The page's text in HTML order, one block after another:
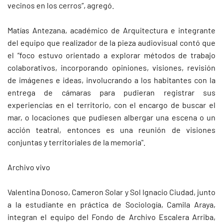
vecinos en los cerros”, agregó.
Matías Antezana, académico de Arquitectura e integrante
del equipo que realizador de la pieza audiovisual contó que
el “foco estuvo orientado a explorar métodos de trabajo
colaborativos, incorporando opiniones, visiones, revisión
de imágenes e ideas, involucrando a los habitantes con la
entrega de cámaras para pudieran registrar sus
experiencias en el territorio, con el encargo de buscar el
mar, o locaciones que pudiesen albergar una escena o un
acción teatral, entonces es una reunión de visiones
conjuntas y territoriales de la memoria".
Archivo vivo
Valentina Donoso, Cameron Solar y Sol Ignacio Ciudad, junto
a la estudiante en práctica de Sociología, Camila Araya,
integran el equipo del Fondo de Archivo Escalera Arriba,